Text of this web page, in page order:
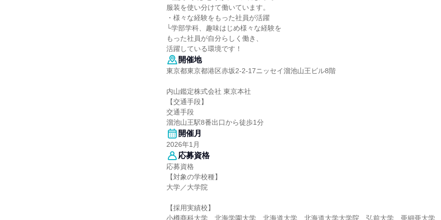
服装を使い分けて働いています。
・様々な経験をもった社員が活躍
└学部学科、趣味はじめ様々な経験を
もった社員が自分らしく働き、
活躍している環境です！
開催地
東京都東京都港区赤坂2-2-17ニッセイ溜池山王ビル8階
内山鑑定株式会社 東京本社
【交通手段】
交通手段
溜池山王駅8番出口から徒歩1分
開催月
2026年1月
応募資格
応募資格
【対象の学校種】
大学／大学院
【採用実績校】
小樽商科大学、北海学園大学、北海道大学、北海道大学大学院、弘前大学、亜細亜大学、